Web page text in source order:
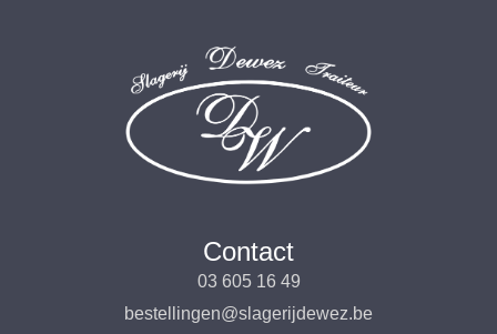
Contact
03 605 16 49
bestellingen@slagerijdewez.be